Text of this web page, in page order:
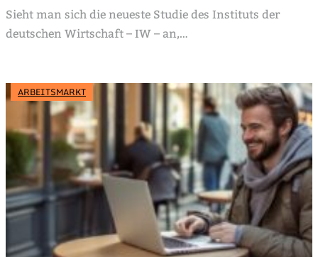
Sieht man sich die neueste Studie des Instituts der
deutschen Wirtschaft – IW – an,…
ARBEITSMARKT